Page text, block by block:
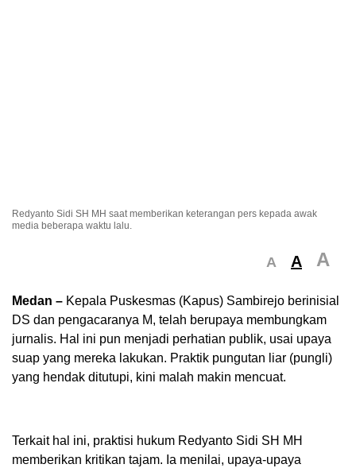
Redyanto Sidi SH MH saat memberikan keterangan pers kepada awak
media beberapa waktu lalu.
A A A
Medan – Kepala Puskesmas (Kapus) Sambirejo berinisial
DS dan pengacaranya M, telah berupaya membungkam
jurnalis. Hal ini pun menjadi perhatian publik, usai upaya
suap yang mereka lakukan. Praktik pungutan liar (pungli)
yang hendak ditutupi, kini malah makin mencuat.
Terkait hal ini, praktisi hukum Redyanto Sidi SH MH
memberikan kritikan tajam. Ia menilai, upaya-upaya